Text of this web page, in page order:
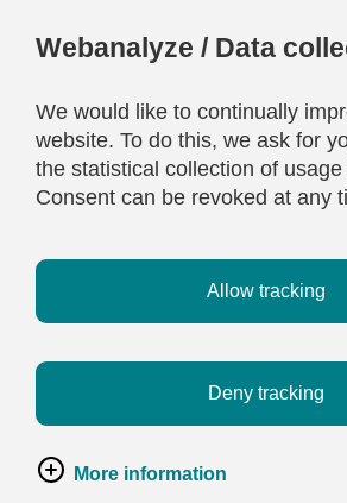
Webanalyze / Data
We would like to continually
website. To do this, we ask for
the statistical collection of
Consent can be revoked at any
Allow tracking
Deny tracking
More information